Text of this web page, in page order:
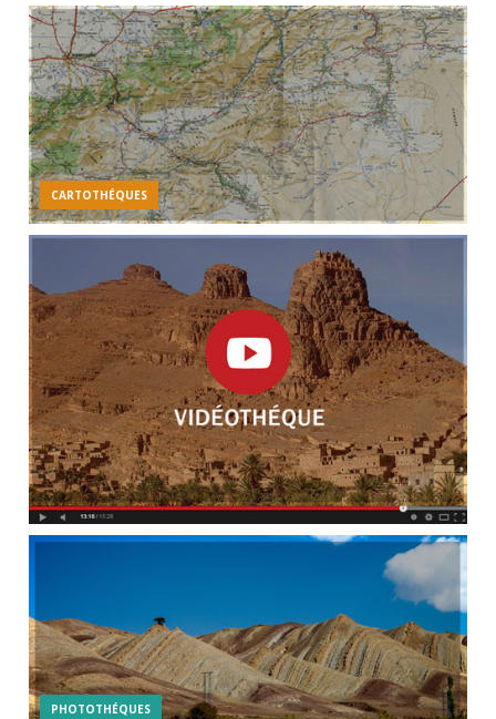
CARTOTHÉQUES
PHOTOTHÉQUES